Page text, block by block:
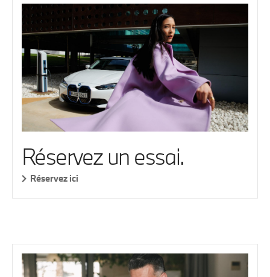
Réservez un essai.
Réservez ici